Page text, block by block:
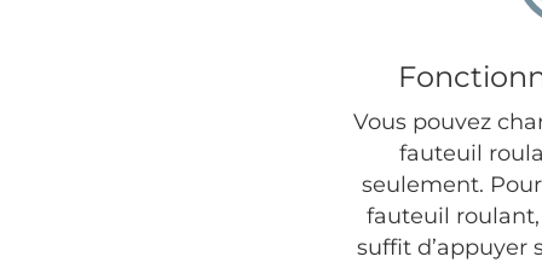
Vous pouvez
fauteuil
seulement.
fauteuil
suffit d’appuyer